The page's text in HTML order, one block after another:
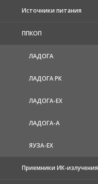
Источники питания
ППКОП
ЛАДОГА
ЛАДОГА РК
ЛАДОГА-EX
ЛАДОГА-А
ЯУЗА-ЕХ
Приемники ИК-излучения